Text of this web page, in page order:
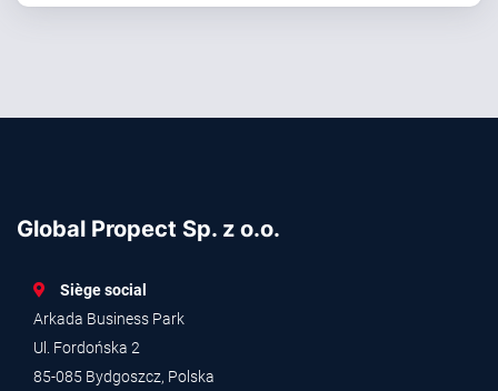
Global Propect Sp. z o.o.
Siège social
Arkada Business Park
Ul. Fordońska 2
85-085 Bydgoszcz, Polska